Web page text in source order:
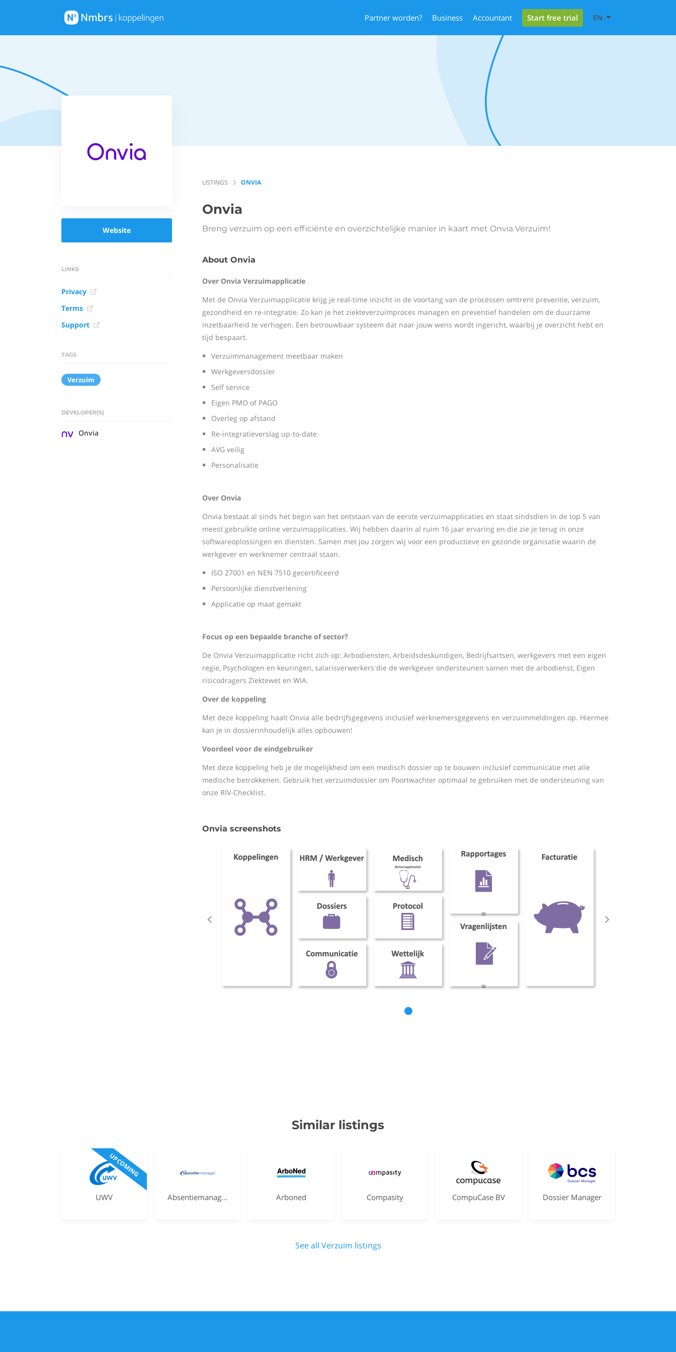
Partner worden? Business Accountant Start free trial EN
Website
LINKS
Privacy
Terms
Support
TAGS
Verzuim
DEVELOPER(S)
Onvia
LISTINGS ONVIA
Onvia
Breng verzuim op een efficiënte en overzichtelijke manier in kaart met Onvia Verzuim!
About Onvia
Over Onvia Verzuimapplicatie
Met de Onvia Verzuimapplicatie krijg je real-time inzicht in de voortang van de processen omtrent preventie, verzuim,
gezondheid en re-integratie. Zo kan je het ziekteverzuimproces managen en preventief handelen om de duurzame
inzetbaarheid te verhogen. Een betrouwbaar systeem dat naar jouw wens wordt ingericht, waarbij je overzicht hebt en
tijd bespaart.
Verzuimmanagement meetbaar maken
Werkgeversdossier
Self service
Eigen PMO of PAGO
Overleg op afstand
Re-integratieverslag up-to-date
AVG veilig
Personalisatie
Over Onvia
Onvia bestaat al sinds het begin van het ontstaan van de eerste verzuimapplicaties en staat sindsdien in de top 5 van
meest gebruikte online verzuimapplicaties. Wij hebben daarin al ruim 16 jaar ervaring en die zie je terug in onze
softwareoplossingen en diensten. Samen met jou zorgen wij voor een productieve en gezonde organisatie waarin de
werkgever en werknemer centraal staan.
ISO 27001 en NEN 7510 gecertificeerd
Persoonlijke dienstverlening
Applicatie op maat gemakt
Focus op een bepaalde branche of sector?
De Onvia Verzuimapplicatie richt zich op: Arbodiensten, Arbeidsdeskundigen, Bedrijfsartsen, werkgevers met een eigen
regie, Psychologen en keuringen, salarisverwerkers die de werkgever ondersteunen samen met de arbodienst, Eigen
risicodragers Ziektewet en WIA.
Over de koppeling
Met deze koppeling haalt Onvia alle bedrijfsgegevens inclusief werknemersgegevens en verzuimmeldingen op. Hiermee
kan je in dossierinhoudelijk alles opbouwen!
Voordeel voor de eindgebruiker
Met deze koppeling heb je de mogelijkheid om een medisch dossier op te bouwen inclusief communicatie met alle
medische betrokkenen. Gebruik het verzuimdossier om Poortwachter optimaal te gebruiken met de ondersteuning van
onze RIV-Checklist.
Onvia screenshots
Similar listings
UPCOMING
UWV Absentiemanager Arboned Compasity CompuCase BV Dossier Manager
See all Verzuim listings